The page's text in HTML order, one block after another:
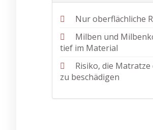
Nur oberflächliche
Milben und
tief im Material
Risiko, die
zu beschädigen